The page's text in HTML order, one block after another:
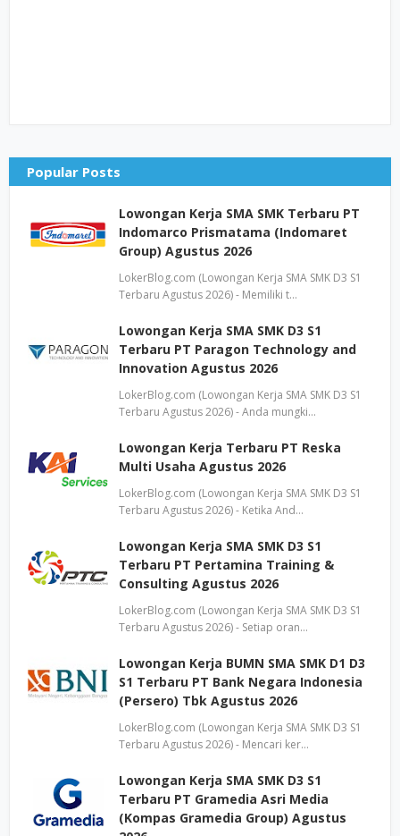
Popular Posts
Lowongan Kerja SMA SMK Terbaru PT
Indomarco Prismatama (Indomaret
Group) Agustus 2026
LokerBlog.com (Lowongan Kerja SMA SMK D3 S1
Terbaru Agustus 2026) - Memiliki t…
Lowongan Kerja SMA SMK D3 S1
Terbaru PT Paragon Technology and
Innovation Agustus 2026
LokerBlog.com (Lowongan Kerja SMA SMK D3 S1
Terbaru Agustus 2026) - Anda mungki…
Lowongan Kerja Terbaru PT Reska
Multi Usaha Agustus 2026
LokerBlog.com (Lowongan Kerja SMA SMK D3 S1
Terbaru Agustus 2026) - Ketika And…
Lowongan Kerja SMA SMK D3 S1
Terbaru PT Pertamina Training &
Consulting Agustus 2026
LokerBlog.com (Lowongan Kerja SMA SMK D3 S1
Terbaru Agustus 2026) - Setiap oran…
Lowongan Kerja BUMN SMA SMK D1 D3
S1 Terbaru PT Bank Negara Indonesia
(Persero) Tbk Agustus 2026
LokerBlog.com (Lowongan Kerja SMA SMK D3 S1
Terbaru Agustus 2026) - Mencari ker…
Lowongan Kerja SMA SMK D3 S1
Terbaru PT Gramedia Asri Media
(Kompas Gramedia Group) Agustus